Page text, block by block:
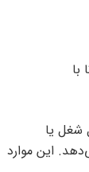
شغل یا
این موارد